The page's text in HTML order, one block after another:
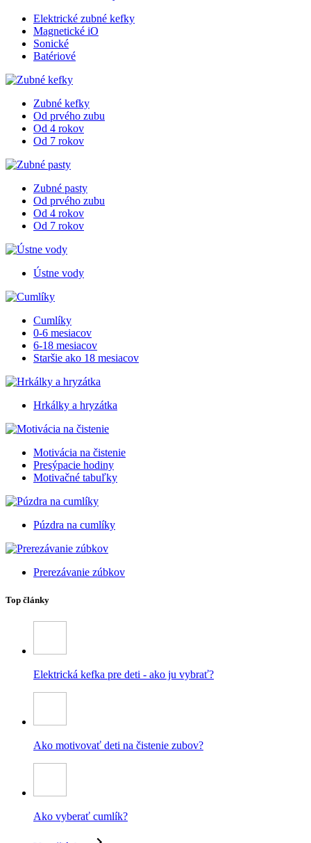
Elektrické zubné kefky
Magnetické iO
Sonické
Batériové
Zubné kefky
Od prvého zubu
Od 4 rokov
Od 7 rokov
Zubné pasty
Od prvého zubu
Od 4 rokov
Od 7 rokov
Ústne vody
Cumlíky
0-6 mesiacov
6-18 mesiacov
Staršie ako 18 mesiacov
Hrkálky a hryzátka
Motivácia na čistenie
Presýpacie hodiny
Motivačné tabuľky
Púzdra na cumlíky
Prerezávanie zúbkov
Top články
Elektrická kefka pre deti - ako ju vybrať?
Ako motivovať deti na čistenie zubov?
Ako vyberať cumlík?